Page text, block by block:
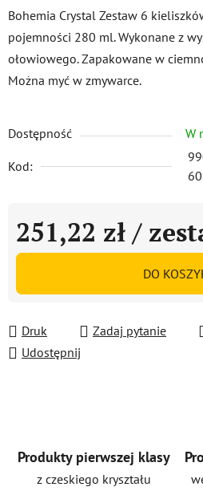
Bohemia Crystal Zestaw 6
pojemności 280 ml. Wykonane z
ołowiowego. Zapakowane w
Można myć w zmywarce.
Dostępność W
Kod:
251,22 zł /
Cena jednostkowa:
DO
Druk Zadaj pytanie
Udostępnij
Produkty pierwszej klasy
z czeskiego kryształu